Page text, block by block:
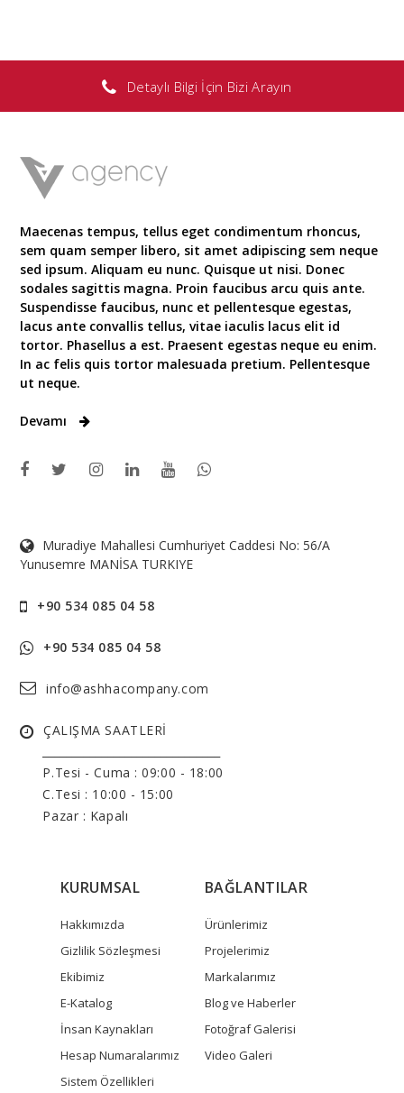
Detaylı Bilgi İçin Bizi Arayın
Maecenas tempus, tellus eget condimentum rhoncus,
sem quam semper libero, sit amet adipiscing sem neque
sed ipsum. Aliquam eu nunc. Quisque ut nisi. Donec
sodales sagittis magna. Proin faucibus arcu quis ante.
Suspendisse faucibus, nunc et pellentesque egestas,
lacus ante convallis tellus, vitae iaculis lacus elit id
tortor. Phasellus a est. Praesent egestas neque eu enim.
In ac felis quis tortor malesuada pretium. Pellentesque
ut neque.
Devamı
Muradiye Mahallesi Cumhuriyet Caddesi No: 56/A
Yunusemre MANİSA TURKIYE
+90 534 085 04 58
+90 534 085 04 58
info@ashhacompany.com
ÇALIŞMA SAATLERİ
P.Tesi - Cuma : 09:00 - 18:00
C.Tesi : 10:00 - 15:00
Pazar : Kapalı
KURUMSAL
Hakkımızda
Gizlilik Sözleşmesi
Ekibimiz
E-Katalog
İnsan Kaynakları
Hesap Numaralarımız
Sistem Özellikleri
BAĞLANTILAR
Ürünlerimiz
Projelerimiz
Markalarımız
Blog ve Haberler
Fotoğraf Galerisi
Video Galeri